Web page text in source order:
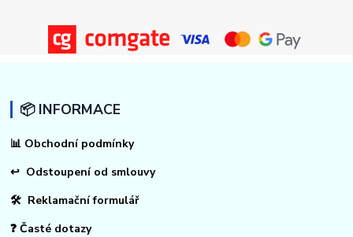
📦 INFORMACE
📊 Obchodní podmínky
↩ Odstoupení od smlouvy
🛠 Reklamační formulář
❓ Časté dotazy